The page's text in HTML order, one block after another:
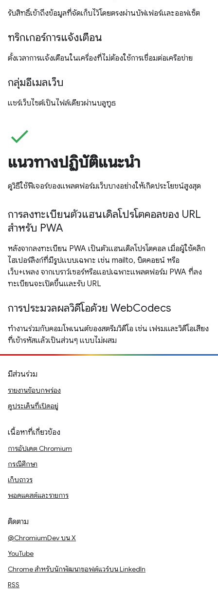
รับสิทธิ์เข้าถึงข้อมูลที่จัดเก็บไว้โดยตรงผ่านบัฟเฟอร์และออฟเซ็ต
ทริกเกอร์การแจ้งเตือน
ตั้งเวลาการแจ้งเตือนในเครื่องที่ไม่ต้องใช้การเชื่อมต่อเครือข่าย
กลุ่มอีเมลเว็บ
แชร์เว็บไซต์เป็นไฟล์เดียวผ่านบลูทูธ
check
แนวทางปฏิบัติแนะนำ
ดูวิธีใช้ฟีเจอร์ของแพลตฟอร์มเว็บบางอย่างให้เกิดประโยชน์สูงสุด
การลงทะเบียนตัวแฮนเดิลโปรโตคอลของ URL
สําหรับ PWA
หลังจากลงทะเบียน PWA เป็นตัวแฮนเดิลโปรโตคอล เมื่อผู้ใช้คลิก
ไฮเปอร์ลิงก์ที่มีรูปแบบเฉพาะ เช่น mailto, บิตคอยน์ หรือ
เว็บ+เพลง จากเบราว์เซอร์หรือแอปเฉพาะแพลตฟอร์ม PWA ที่ลง
ทะเบียนจะเปิดขึ้นและรับ URL
การประมวลผลวิดีโอด้วย WebCodecs
ทำงานร่วมกับคอมโพเนนต์ของสตรีมวิดีโอ เช่น เฟรมและวิดีโอเสียง
ที่เข้ารหัสแล้วเป็นส่วนๆ แบบไม่ผสม
มีส่วนร่วม
รายงานข้อบกพร่อง
ดูประเด็นที่เปิดอยู่
เนื้อหาที่เกี่ยวข้อง
การอัปเดต Chromium
กรณีศึกษา
เก็บถาวร
พอดแคสต์และรายการ
ติดตาม
@ChromiumDev บน X
YouTube
Chrome สำหรับนักพัฒนาซอฟต์แวร์บน LinkedIn
RSS